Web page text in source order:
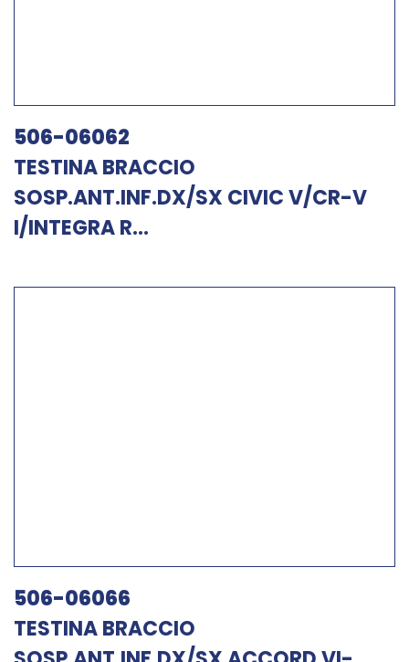
506-06062
TESTINA BRACCIO
SOSP.ANT.INF.DX/SX CIVIC V/CR-V
I/INTEGRA R...
506-06066
TESTINA BRACCIO